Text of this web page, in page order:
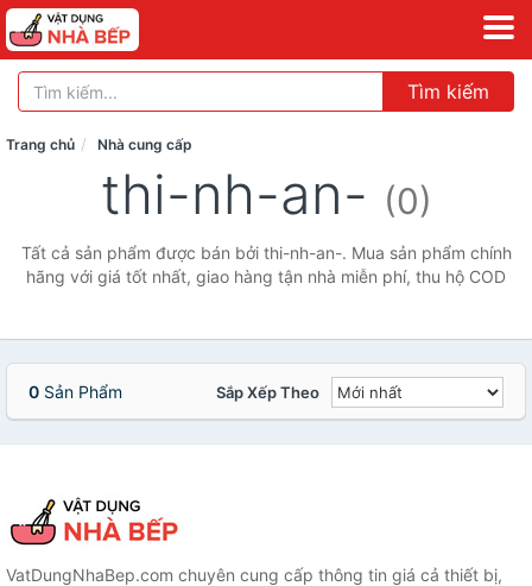
Tìm kiếm
Trang chủ Nhà cung cấp
thi-nh-an- (0)
Tất cả sản phẩm được bán bởi thi-nh-an-. Mua sản phẩm chính
hãng với giá tốt nhất, giao hàng tận nhà miễn phí, thu hộ COD
0 Sản Phẩm Sắp Xếp Theo
VatDungNhaBep.com chuyên cung cấp thông tin giá cả thiết bị,